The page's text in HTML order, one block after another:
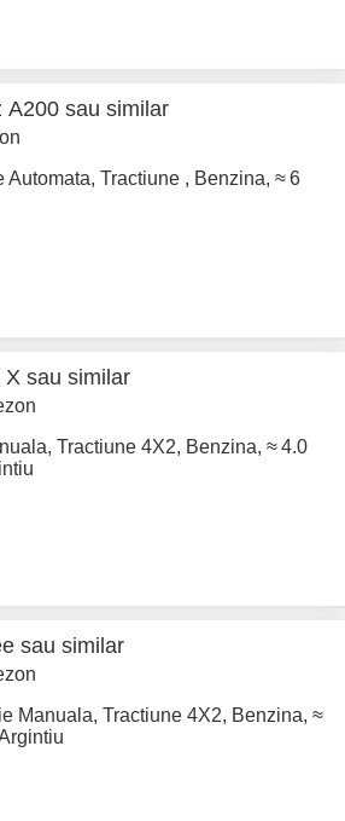
A200 sau similar
Automata, Tractiune , Benzina, ≈ 6
X sau similar
, Tractiune 4X2, Benzina, ≈ 4.0
sau similar
Manuala, Tractiune 4X2, Benzina, ≈